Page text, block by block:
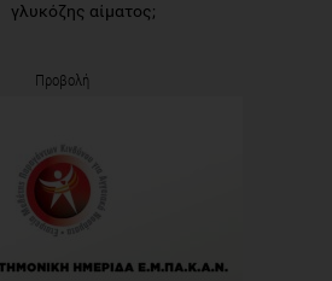
γλυκόζης αίματος;
Προβολή